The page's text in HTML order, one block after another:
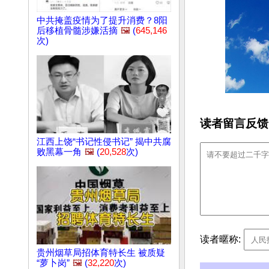
中共掩盖疫情为了提升消费？8阳
后移植骨髓涉嫌活摘 🖼️ (645,146
次)
江西上饶“书记性侵书记” 揭中共腐
败黑幕一角 🖼️ (20,528次)
贵州烟草局招体育特长生 被质疑
“萝卜岗” 🖼️ (32,220次)
读者留言反
读者暱称: